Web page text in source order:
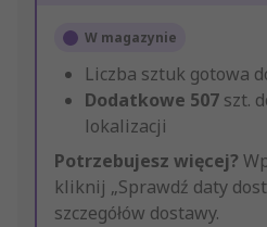
W magazynie
Liczba sztuk gotowa
Dodatkowe 507 szt.
lokalizacji
Potrzebujesz więcej?
kliknij „Sprawdź daty
szczegółów dostawy.